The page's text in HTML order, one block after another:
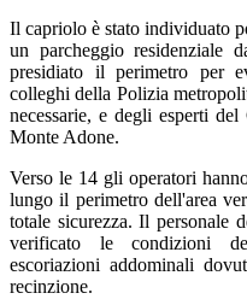
Il capriolo è stato individuato
un parcheggio residenziale
presidiato il perimetro per
colleghi della Polizia
necessarie, e degli esperti
Monte Adone.
Verso le 14 gli operatori
lungo il perimetro dell'area
totale sicurezza. Il personale
verificato le condizioni
escoriazioni addominali
recinzione.